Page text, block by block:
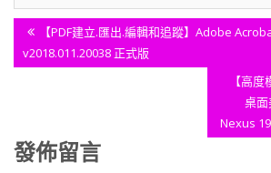
文
章
導
Previous
Post:
【PDF建立.匯出.編輯和追蹤】Adobe
v2018.011.20038 正式版
Post:
桌
Nexus
發佈留言